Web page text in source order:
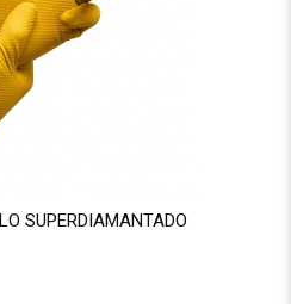
SUPERDIAMANTADO